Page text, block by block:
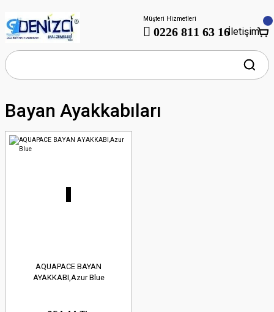
Müşteri Hizmetleri
0226 811 63 16İletişim
Bayan Ayakkabıları
AQUAPACE BAYAN
AYAKKABI,Azur Blue